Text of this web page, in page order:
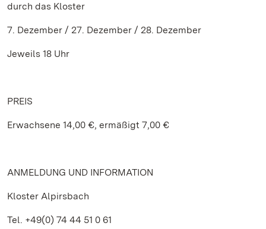
durch das Kloster
7. Dezember / 27. Dezember / 28. Dezember
Jeweils 18 Uhr
PREIS
Erwachsene 14,00 €, ermäßigt 7,00 €
ANMELDUNG UND INFORMATION
Kloster Alpirsbach
Tel. +49(0) 74 44 51 0 61